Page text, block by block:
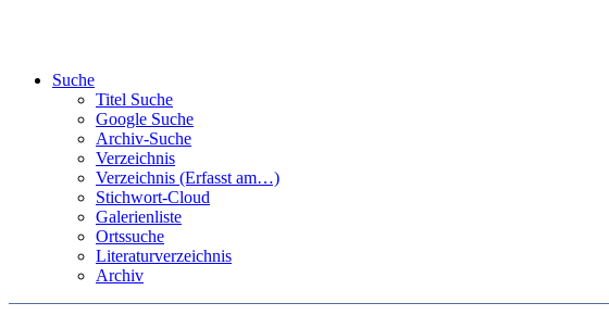
Suche
Titel Suche
Google Suche
Archiv-Suche
Verzeichnis
Verzeichnis (Erfasst am…)
Stichwort-Cloud
Galerienliste
Ortssuche
Literaturverzeichnis
Archiv